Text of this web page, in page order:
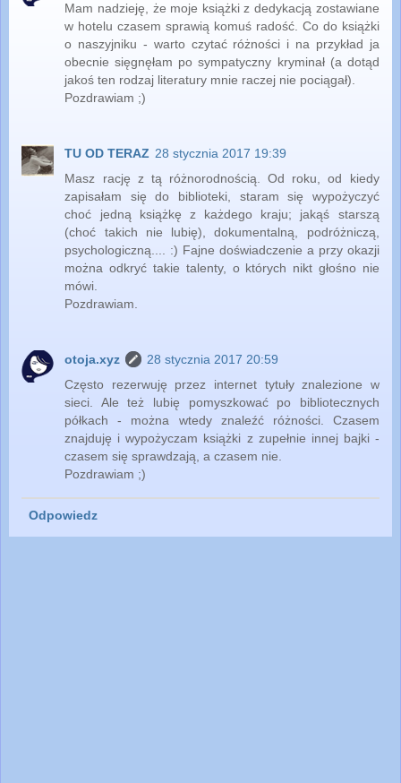
Mam nadzieję, że moje książki z dedykacją zostawiane
w hotelu czasem sprawią komuś radość. Co do książki
o naszyjniku - warto czytać różności i na przykład ja
obecnie sięgnęłam po sympatyczny kryminał (a dotąd
jakoś ten rodzaj literatury mnie raczej nie pociągał).
Pozdrawiam ;)
TU OD TERAZ 28 stycznia 2017 19:39
Masz rację z tą różnorodnością. Od roku, od kiedy
zapisałam się do biblioteki, staram się wypożyczyć
choć jedną książkę z każdego kraju; jakąś starszą
(choć takich nie lubię), dokumentalną, podróżniczą,
psychologiczną.... :) Fajne doświadczenie a przy okazji
można odkryć takie talenty, o których nikt głośno nie
mówi.
Pozdrawiam.
otoja.xyz
28 stycznia 2017 20:59
Często rezerwuję przez internet tytuły znalezione w
sieci. Ale też lubię pomyszkować po bibliotecznych
półkach - można wtedy znaleźć różności. Czasem
znajduję i wypożyczam książki z zupełnie innej bajki -
czasem się sprawdzają, a czasem nie.
Pozdrawiam ;)
Odpowiedz